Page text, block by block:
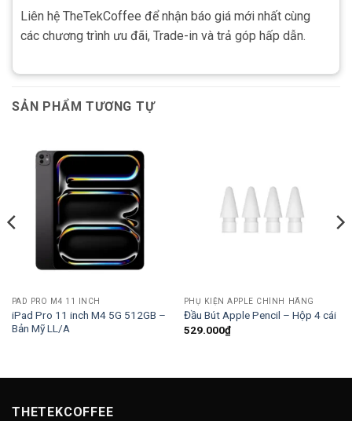
Liên hệ TheTekCoffee để nhận báo giá mới nhất cùng
các chương trình ưu đãi, Trade-in và trả góp hấp dẫn.
SẢN PHẨM TƯƠNG TỰ
PAD PRO M4 11 INCH
iPad Pro 11 inch M4 5G 512GB –
Bản Mỹ LL/A
PHỤ KIỆN APPLE CHÍNH HÃNG
Đầu Bút Apple Pencil – Hộp 4 cái
529.000₫
THETEKCOFFEE